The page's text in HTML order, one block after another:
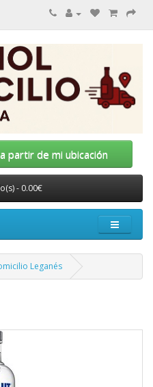
partir de mi ubicación
- 0.00€
Leganés